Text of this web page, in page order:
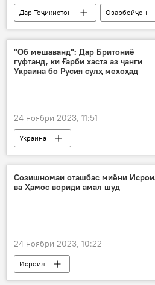
Дар Тоҷикистон
Озарбойҷон
Эмомалӣ Раҳмон
Илҳом Алиев
Сиёсат
"Об мешаванд": Дар Бритониё
гуфтанд, ки Ғарби хаста аз ҷанги
Украина бо Русия сулҳ мехоҳад
24 ноябри 2023, 11:51
Украина
Созишномаи оташбас миёни
ва Ҳамос вориди амал шуд
24 ноябри 2023, 10:22
Исроил